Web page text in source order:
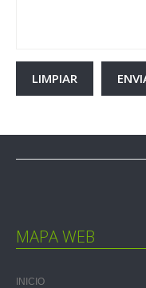
MAPA WEB
INICIO